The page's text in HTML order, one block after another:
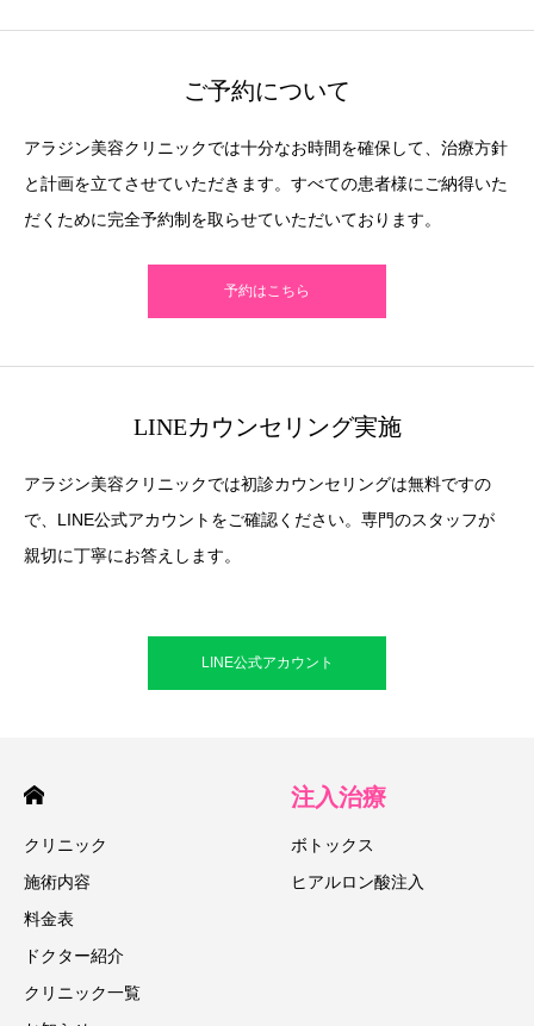
ご予約について
アラジン美容クリニックでは十分なお時間を確保して、治療方針
と計画を立てさせていただきます。すべての患者様にご納得いた
だくために完全予約制を取らせていただいております。
予約はこちら
LINEカウンセリング実施
アラジン美容クリニックでは初診カウンセリングは無料ですの
で、LINE公式アカウントをご確認ください。専門のスタッフが
親切に丁寧にお答えします。
LINE公式アカウント
クリニック
施術内容
料金表
ドクター紹介
クリニック一覧
注入治療
ボトックス
ヒアルロン酸注入